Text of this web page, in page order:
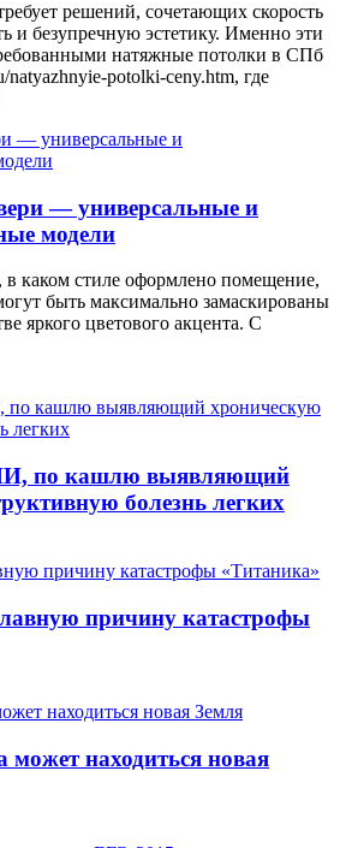
решений, сочетающих скорость
и безупречную эстетику. Именно эти
натяжные потолки в СПб
potolki-ceny.htm, где
— универсальные и
модели
в каком стиле оформлено помещение,
быть максимально замаскированы
яркого цветового акцента. С
по кашлю выявляющий
болезнь легких
причину катастрофы
находиться новая